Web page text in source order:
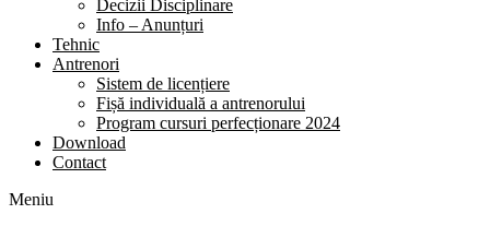
Decizii Disciplinare
Info – Anunțuri
Tehnic
Antrenori
Sistem de licențiere
Fișă individuală a antrenorului
Program cursuri perfecționare 2024
Download
Contact
Meniu